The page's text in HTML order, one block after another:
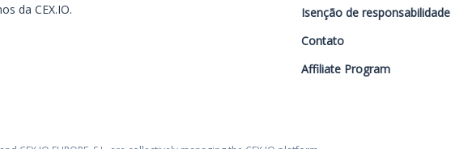
da CEX.IO.
Isenção de responsabilidade
Contato
Affiliate Program